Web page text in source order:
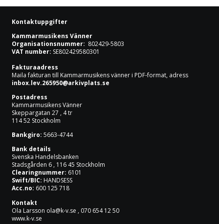
Kontaktuppgifter
Kammarmusikens Vänner
Organisationsnummer: 802429-5803
VAT number: SE802429580301
Fakturaadress
Maila fakturan till Kammarmusikens vänner i PDF-format, adress
inbox.lev.265950@arkivplats.se
Postadress
Kammarmusikens Vänner
Skeppargatan 27 , 4 tr
114 52 Stockholm
Bankgiro: 5663-4744
Bank details
Svenska Handelsbanken
Stadsgården 6 , 116 45 Stockholm
Clearingnummer: 6101
Swift/BIC: HANDSESS
Acc.no: 600 125 718
Kontakt
Ola Larsson ola@k-v.se , 070 654 12 50
www.k-v.se